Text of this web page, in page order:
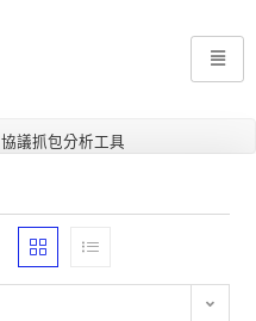
協議抓包分析工具